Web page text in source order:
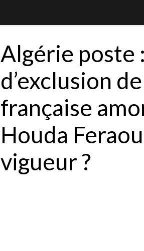
Algérie poste
d’exclusion
française
Houda
vigueur ?